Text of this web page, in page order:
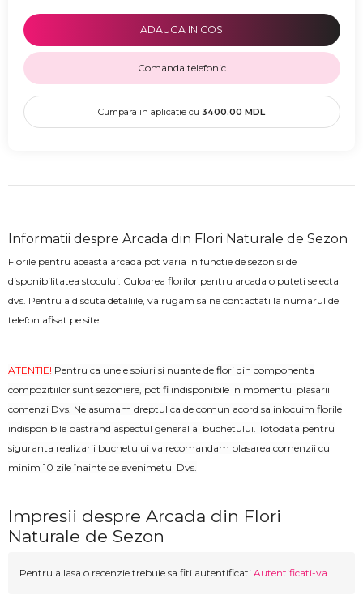
ADAUGA IN COS
Comanda telefonic
Cumpara in aplicatie cu 3400.00 MDL
Informatii despre Arcada din Flori Naturale de Sezon
Florile pentru aceasta arcada pot varia in functie de sezon si de
disponibilitatea stocului. Culoarea florilor pentru arcada o puteti selecta
dvs. Pentru a discuta detaliile, va rugam sa ne contactati la numarul de
telefon afisat pe site.
ATENTIE! Pentru ca unele soiuri si nuante de flori din componenta
compozitiilor sunt sezoniere, pot fi indisponibile in momentul plasarii
comenzi Dvs. Ne asumam dreptul ca de comun acord sa inlocuim florile
indisponibile pastrand aspectul general al buchetului. Totodata pentru
siguranta realizarii buchetului va recomandam plasarea comenzii cu
minim 10 zile înainte de evenimetul Dvs.
Impresii despre Arcada din Flori
Naturale de Sezon
Pentru a lasa o recenzie trebuie sa fiti autentificati Autentificati-va